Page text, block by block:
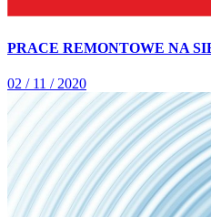
PRACE REMONTOWE NA
02 / 11 / 2020